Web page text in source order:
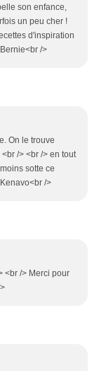
son enfance,
un peu cher !
d'inspiration
/>
On le trouve
/> <br /> en tout
sotte ce
/>
<br /> Merci pour